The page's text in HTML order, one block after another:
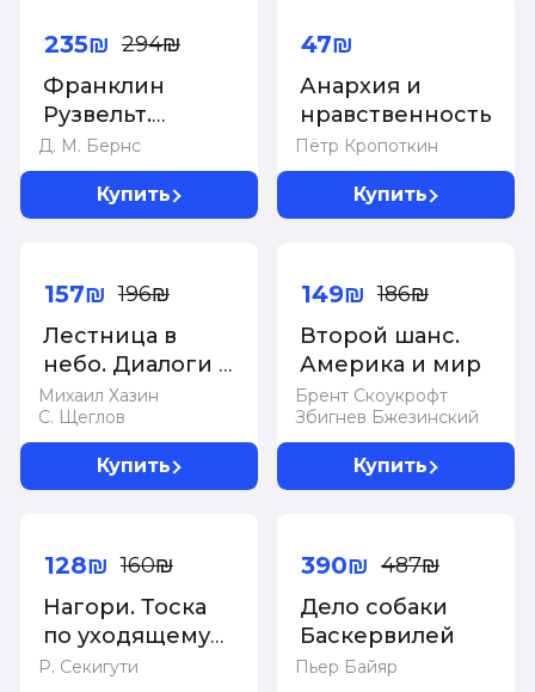
Д. М. Бернс
Франклин
Рузвельт.
Человек и
политик
235₪ 294₪
Купить
Пётр Кропоткин
Анархия и
нравственность
47₪
Купить
Михаил Хазин
С. Щеглов
Лестница в
небо. Диалоги о
власти, карьере
и мировой
элите. Хазин
М.Л., Щеглов
157₪ 196₪
Купить
Брент Скоукрофт
Збигнев Бжезинский
Второй шанс.
Америка и мир
149₪ 186₪
Купить
Р. Секигути
Нагори. Тоска
по уходящему
сезону.
128₪ 160₪
Пьер Байяр
Дело собаки
Баскервилей
390₪ 487₪